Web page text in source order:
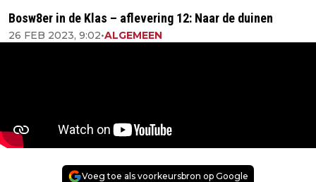
Bosw8er in de Klas – aflevering 12: Naar de duinen
26 FEB 2023, 9:02•ALGEMEEN
Voeg toe als voorkeursbron op Google